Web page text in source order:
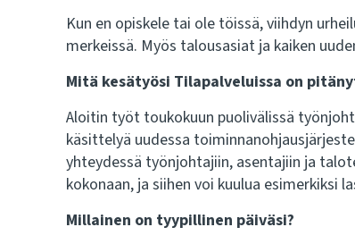
Kun en opiskele tai ole töissä, viihdyn
merkeissä. Myös talousasiat ja kaiken
Mitä kesätyösi Tilapalveluissa on
Aloitin työt toukokuun puolivälissä
käsittelyä uudessa
yhteydessä työnjohtajiin, asentajiin ja
kokonaan, ja siihen voi kuulua esimerkiksi
Millainen on tyypillinen päiväsi?